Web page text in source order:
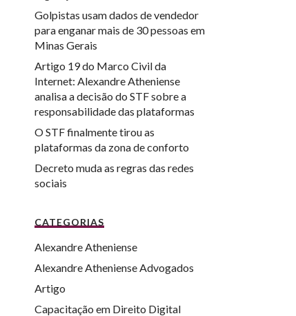
Golpistas usam dados de vendedor
para enganar mais de 30 pessoas em
Minas Gerais
Artigo 19 do Marco Civil da
Internet: Alexandre Atheniense
analisa a decisão do STF sobre a
responsabilidade das plataformas
O STF finalmente tirou as
plataformas da zona de conforto
Decreto muda as regras das redes
sociais
CATEGORIAS
Alexandre Atheniense
Alexandre Atheniense Advogados
Artigo
Capacitação em Direito Digital